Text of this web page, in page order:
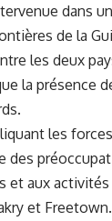
dans
de la
les deux
la présence
les
des
et aux
et